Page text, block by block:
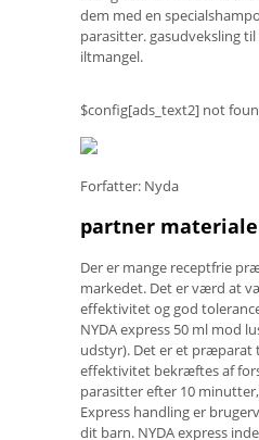
dem med en
parasitter. gasudveksling
iltmangel.
$config[ads_text2] not
Forfatter: Nyda
partner materiale
Der er mange receptfrie
markedet. Det er værd at
effektivitet og god
NYDA express 50 ml mod
udstyr). Det er et præparat
effektivitet bekræftes af
parasitter efter 10
Express handling er
dit barn. NYDA express